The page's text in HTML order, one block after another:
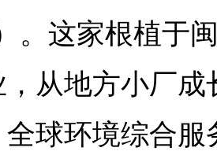
。这家根植于
从地方小厂
球环境综合